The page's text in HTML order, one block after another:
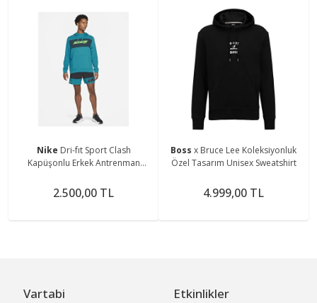
Nike Dri-fıt Sport Clash
Kapüşonlu Erkek Antrenman
2.500,00 TL
Boss x Bruce Lee Koleksiyonluk
Özel Tasarım Unisex Sweatshirt
4.999,00 TL
Vartabi Etkinlikler